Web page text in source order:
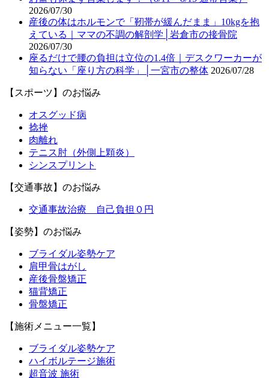
2026/07/30
産後の体はホルモンで「靭帯が緩んだまま」10kgを抱
えている｜ママの不調の解剖学│岩倉市の接骨院
2026/07/30
座るだけで腰の負担は立位の1.4倍｜デスクワーカーが
知らない「座り方の科学」│一宮市の整体 2026/07/28
【スポーツ】のお悩み
オスグッド病
捻挫
肉離れ
テニス肘（外側上顆炎）
シンスプリント
【交通事故】のお悩み
交通事故治療 自己負担０円
【姿勢】のお悩み
ブライダル姿勢ケア
肩甲骨はがし
産後骨盤矯正
猫背矯正
骨盤矯正
【施術メニュー一覧】
ブライダル姿勢ケア
ハイボルテージ施術
超音波 施術